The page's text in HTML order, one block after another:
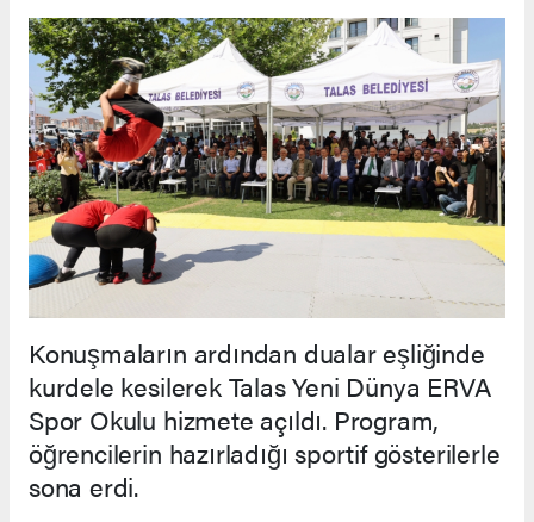
Konuşmaların ardından dualar eşliğinde
kurdele kesilerek Talas Yeni Dünya ERVA
Spor Okulu hizmete açıldı. Program,
öğrencilerin hazırladığı sportif gösterilerle
sona erdi.